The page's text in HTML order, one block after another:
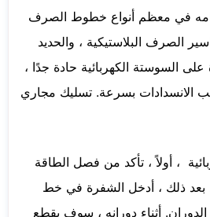
في معظم أنواع خطوط الصرف
الصرف البلاستيكية ، والحديد
السوستة الكهربائية حادة جدًا ،
الانسدادات بسرعة. تسليك مجاري
، أولاً ، تأكد من فصل الطاقة
ذلك ، أدخل الشفرة في خط
أثناء دورانه ، سوف يقطع